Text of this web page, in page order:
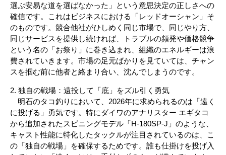
選ぶ安易な道を選ばなかった」という意思決定の正しさへの
確信です。これはビジネスにおける「レッドオーシャン」そ
のものです。競合他社がひしめく同じ市場で、同じやり方、
同じサービスを提供し続ければ、トラブルの頻発や価格競争
という名の「お祭り」に巻き込まれ、組織のエネルギーは浪
費されていきます。市場の足元ばかりを見ていては、チャン
スを掴む前に他者と絡まり合い、沈んでしまうのです。
2. 独自の戦場：遠投して「底」をズル引く勇気
明石のタコ釣りにおいて、2026年に求められるのは「遠く
に投げる」勇気です。特にダイワのアナリスター エギタコ
から追加されたスピニングモデル「H-180SP-J」のような、
キャスト性能に特化したタックルが注目されているのは、こ
の「独自の戦場」を確保するためです。誰も仕掛けを投げ入